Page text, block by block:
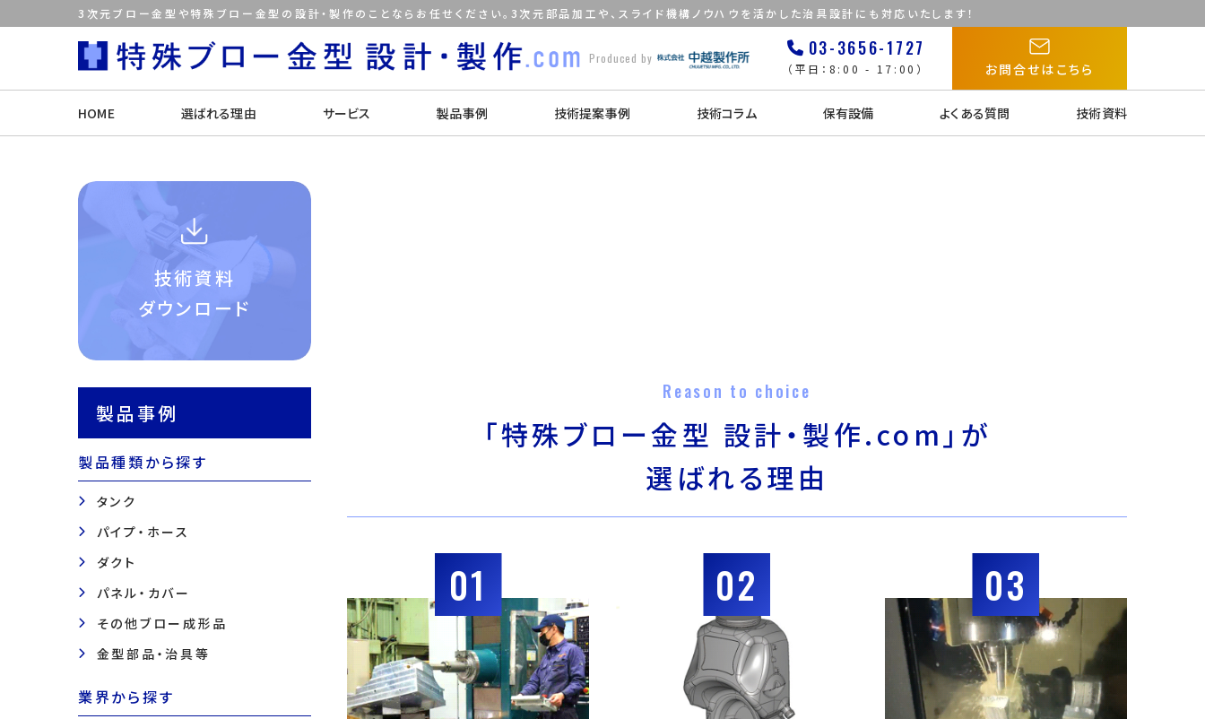
3次元ブロー金型や特殊ブロー金型の設計・製作のことならお任せください。3次元部品加工や、スライド機構ノウハウを活かした治具設計にも対応いたします！
Produced by 03-3656-1727
（平日：8:00 - 17:00） お問合せはこちら
HOME 選ばれる理由 サービス 製品事例 技術提案事例 技術コラム 保有設備 よくある質問 技術資料
技術資料
ダウンロード
製品事例
製品種類から探す
タンク
パイプ・ホース
ダクト
パネル・カバー
その他ブロー成形品
金型部品・治具等
業界から探す
Reason to choice
「特殊ブロー金型 設計・製作.com」が
選ばれる理由
01 02 03